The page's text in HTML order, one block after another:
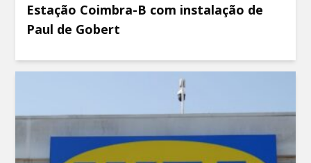
Estação Coimbra-B com instalação de
Paul de Gobert